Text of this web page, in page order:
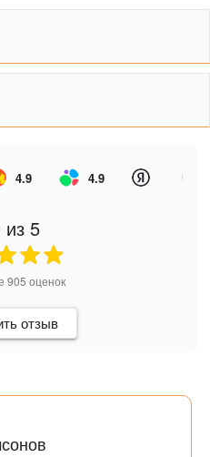
4.9 4.9
из 5
905 оценок
отзыв